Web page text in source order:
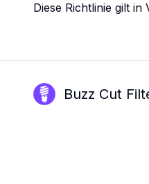
Diese Richtlinie gilt
Buzz Cut